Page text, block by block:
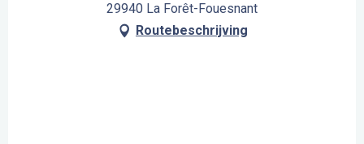
29940 La Forêt-Fouesnant
Routebeschrijving